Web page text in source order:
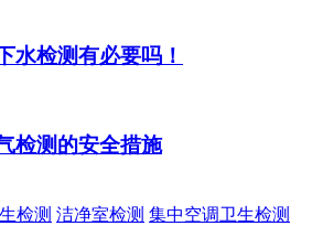
水检测有必要吗！
检测的安全措施
检测 洁净室检测 集中空调卫生检测